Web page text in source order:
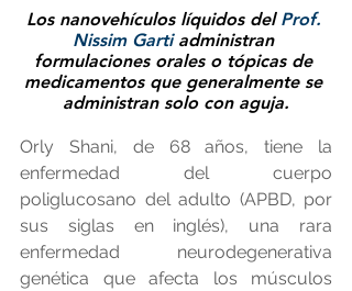
Los nanovehículos líquidos del Prof.
Nissim Garti administran
formulaciones orales o tópicas de
medicamentos que generalmente se
administran solo con aguja.
Orly Shani, de 68 años, tiene la
enfermedad del cuerpo
poliglucosano del adulto (APBD, por
sus siglas en inglés), una rara
enfermedad neurodegenerativa
genética que afecta los músculos